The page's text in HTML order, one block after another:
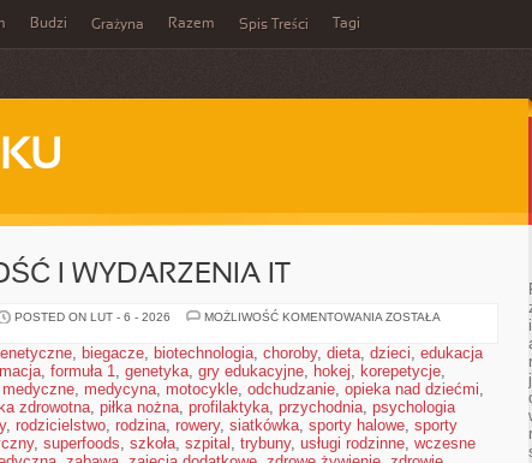
Budzi Grażyna Razem Spis Treści Tagi
I WYDARZENIA IT
POSTED ON LUT - 6 - 2026 MOŻLIWOŚĆ KOMENTOWANIA SPOŁECZNOŚĆ
IT
ZOSTAŁA
, biegacze, biotechnologia, choroby, dieta, dzieci, edukacja
, formuła 1, genetyka, gry edukacyjne, hokej, korepetycje,
medyczne, medycyna, motocykle, odchudzanie, opieka nad dziećmi,
zdrowotna, piłka nożna, profilaktyka, przychodnia, psychologia
, rodzicielstwo, rodzina, rowery, siatkówka, sporty halowe, sporty
, superfoods, szkoła, szpital , trybuny, usługi rodzinne, wczesne